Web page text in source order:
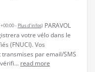
- Plus d’infos) PARAVOL
votre vélo dans le
(FNUCI). Vos
par email/SMS
read more